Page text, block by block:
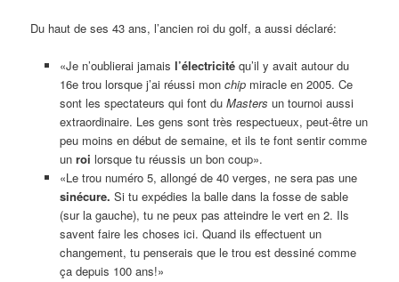
Du haut de ses 43 ans, l’ancien roi du golf, a aussi déclaré:
«Je n’oublierai jamais l’électricitéqu’il y avait autour du
16e trou lorsque j’ai réussi mon chipmiracle en 2005. Ce
sont les spectateurs qui font du Masters un tournoi aussi
extraordinaire. Les gens sont très respectueux, peut-être un
peu moins en début de semaine, et ils te font sentir comme
un roi lorsque tu réussis un bon coup».
«Le trou numéro 5, allongé de 40 verges, ne sera pas une
sinécure. Si tu expédies la balle dans la fosse de sable
(sur la gauche), tu ne peux pas atteindre le vert en 2. Ils
savent faire les choses ici. Quand ils effectuent un
changement, tu penserais que le trou est dessiné comme
ça depuis 100 ans!»